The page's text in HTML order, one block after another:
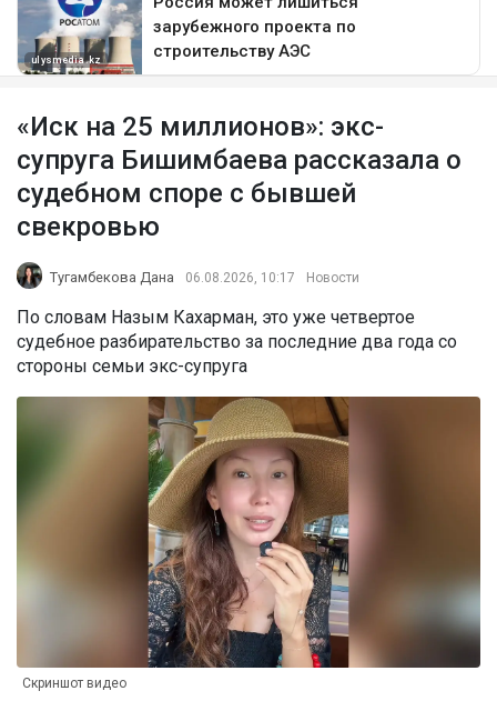
«Иск на 25 миллионов»: экс-
супруга Бишимбаева рассказала о
судебном споре с бывшей
свекровью
Тугамбекова Дана 06.08.2026, 10:17 Новости
По словам Назым Кахарман, это уже четвертое
судебное разбирательство за последние два года со
стороны семьи экс-супруга
Скриншот видео